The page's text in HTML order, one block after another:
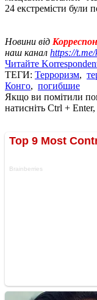
24 екстремісти були
Новини від
наш канал https://
Читайте
ТЕГИ: Терроризм,
Конго, погибшие
Якщо ви помітили
натисніть Ctrl +